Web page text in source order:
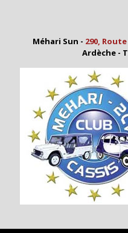
Méhari Sun - 290,
Ardèche -